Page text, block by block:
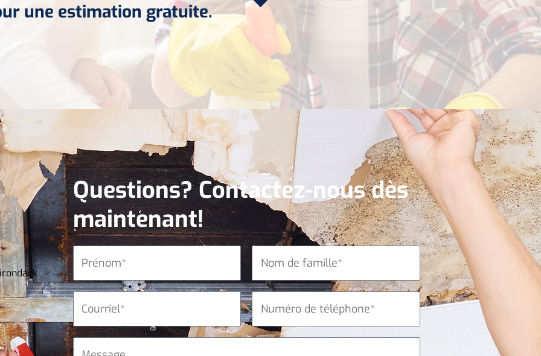
une estimation gratuite.
Questions? Contactez-nous dès
maintenant!